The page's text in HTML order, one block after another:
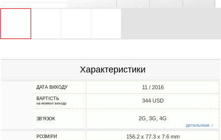
Характеристики
ДАТА ВИХОДУ 11 / 2016
ВАРТІСТЬ
на момент виходу 344 USD
ЗВ'ЯЗОК 2G, 3G, 4G
детальніше ↓
РОЗМІРИ 156.2 x 77.3 x 7.6 mm